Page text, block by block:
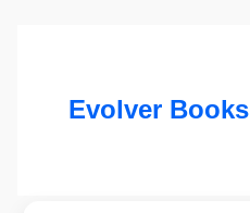
Evolver Books